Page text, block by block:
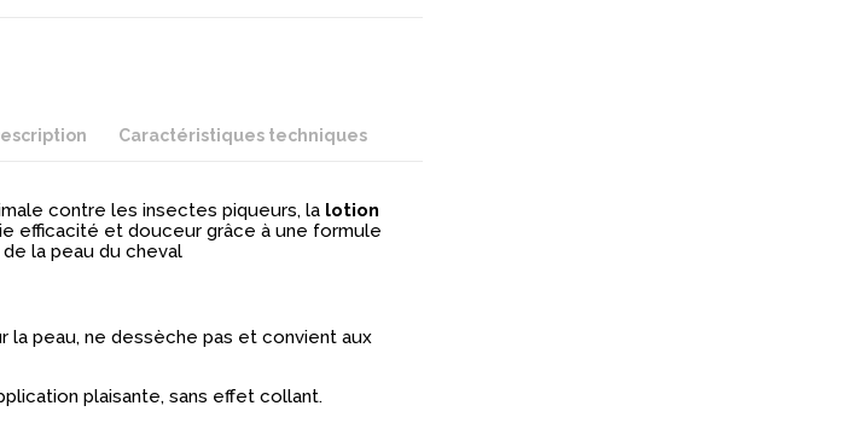
Caractéristiques techniques
contre les insectes piqueurs, la lotion
efficacité et douceur grâce à une formule
la peau du cheval
la peau, ne dessèche pas et convient aux
plaisante, sans effet collant.